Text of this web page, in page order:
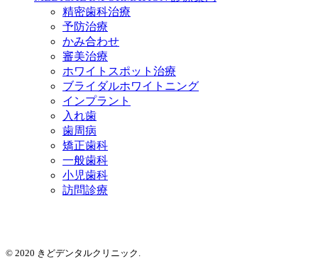
精密歯科治療
予防治療
かみ合わせ
審美治療
ホワイトスポット治療
ブライダルホワイトニング
インプラント
入れ歯
歯周病
矯正歯科
一般歯科
小児歯科
訪問診療
© 2020 きどデンタルクリニック.